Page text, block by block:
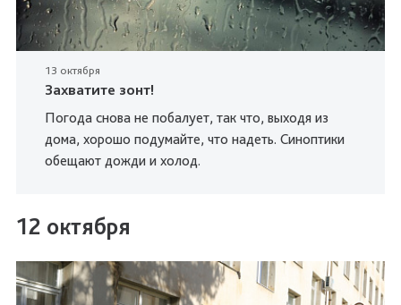
13 октября
Захватите зонт!
Погода снова не побалует, так что, выходя из
дома, хорошо подумайте, что надеть. Синоптики
обещают дожди и холод.
12 октября